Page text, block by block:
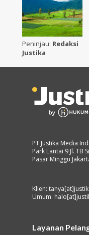
Peninjau: Redaksi
Justika
PT Justika Media
Park Lantai 9 Jl. TB
Pasar Minggu
Klien:
Umum:
Layanan